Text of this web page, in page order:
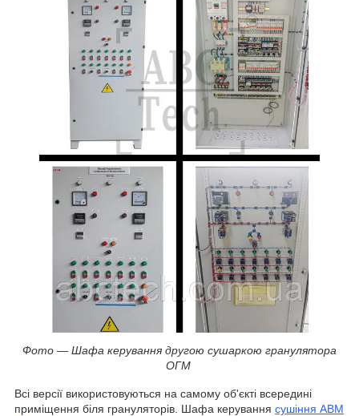
Фото — Шафа керування другою сушаркою гранулятора
ОГМ
Всі версії використовуються на самому об'єкті всередині
приміщення біля грануляторів. Шафа керування сушіння АВМ